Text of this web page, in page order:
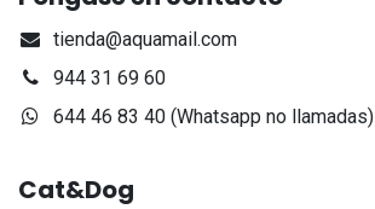
tienda@aquamail.com
944 31 69 60
644 46 83 40 (Whatsapp no llamadas)
Cat&Dog